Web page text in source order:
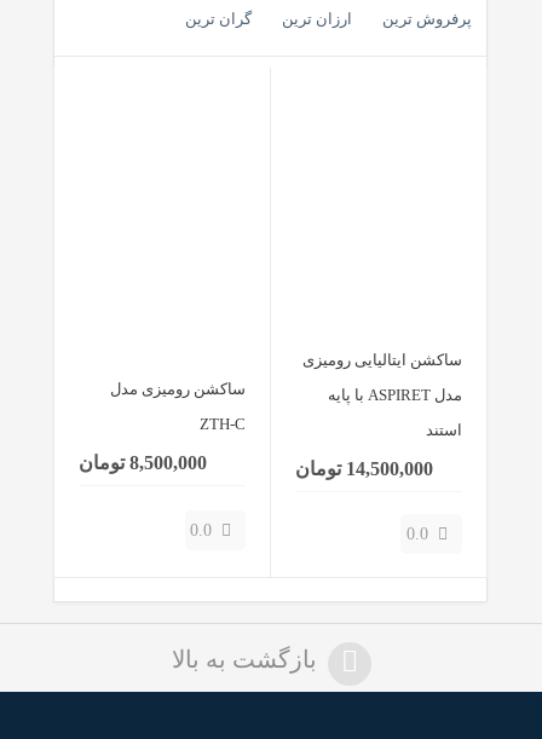
پرفروش ترین ارزان ترین گران ترین
ساکشن ایتالیایی رومیزی
مدل ASPIRET با پایه
استند
14,500,000 تومان
0.0
ساکشن رومیزی مدل
ZTH-C
8,500,000 تومان
0.0
بازگشت به بالا